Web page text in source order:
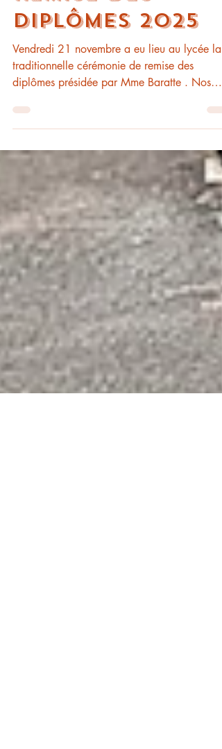
Cérémonie de
remise des
diplômes 2025
Vendredi 21 novembre a eu lieu au lycée la
traditionnelle cérémonie de remise des
anciens élèves de Terminale et anciens
étudiants de BTS2 étaient conviés à venir
récupérer en personne leur précieux sésame.
L'occasion de se revoir, de reconstituer les
classes de l'an passé, de récompenser les
élèves et étudiants méritants en 2024-2025,
de partager un buffet pour célébrer ces
retrouvailles éphémères. Nous leur souhaitons
succès et réu